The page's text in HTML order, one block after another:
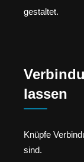
gestaltet.
lassen
Knüpfe
sind.